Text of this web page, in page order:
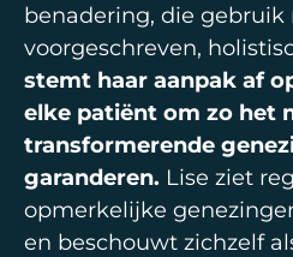
benadering, die
voorgeschreven,
stemt haar aanpak af
elke patiënt om zo het
transformerende
garanderen. Lise ziet
opmerkelijke
en beschouwt zichzelf